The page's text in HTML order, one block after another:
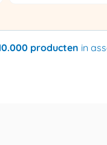
producten in